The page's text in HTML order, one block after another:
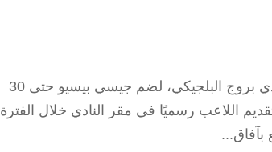
توصل نادي برشلونة الإسباني لكرة القدم، لاتفاق مع كلوب نادي بروج البلجيكي، لضم جيسي بيسيو حتى 30
تقديم اللاعب رسميًا في مقر النادي خلال الفترة
بآفاق...